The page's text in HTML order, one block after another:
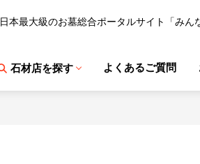
日本最大級のお墓総合ポータルサイト「みん
石材店を探す よくあるご質問